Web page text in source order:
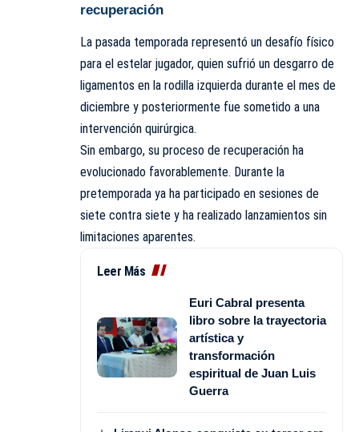
recuperación
La pasada temporada representó un desafío físico
para el estelar jugador, quien sufrió un desgarro de
ligamentos en la rodilla izquierda durante el mes de
diciembre y posteriormente fue sometido a una
intervención quirúrgica.
Sin embargo, su proceso de recuperación ha
evolucionado favorablemente. Durante la
pretemporada ya ha participado en sesiones de
siete contra siete y ha realizado lanzamientos sin
limitaciones aparentes.
Leer Más
Euri Cabral presenta
libro sobre la trayectoria
artística y
transformación
espiritual de Juan Luis
Guerra